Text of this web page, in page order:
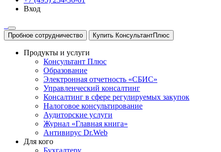
Вход
Пробное сотрудничество Купить КонсультантПлюс
Продукты и услуги
Консультант Плюс
Образование
Электронная отчетность «СБИС»
Управленческий консалтинг
Консалтинг в сфере регулируемых закупок
Налоговое консультирование
Аудиторские услуги
Журнал «Главная книга»
Антивирус Dr.Web
Для кого
Бухгалтеру